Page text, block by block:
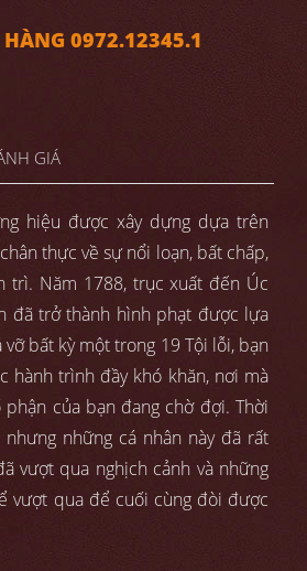
0972.12345.1
GIÁ
hiệu được xây dựng dựa trên
thực về sự nổi loạn, bất chấp,
trì. Năm 1788, trục xuất đến Úc
đã trở thành hình phạt được lựa
bất kỳ một trong 19 Tội lỗi, bạn
hành trình đầy khó khăn, nơi mà
phận của bạn đang chờ đợi. Thời
những cá nhân này đã rất
vượt qua nghịch cảnh và những
vượt qua để cuối cùng đòi được